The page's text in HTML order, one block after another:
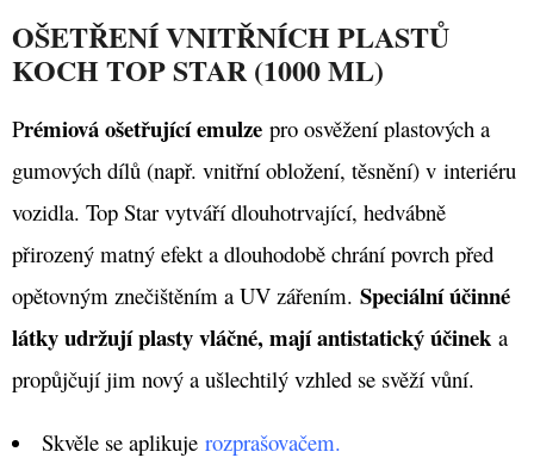
OŠETŘENÍ VNITŘNÍCH PLASTŮ
KOCH TOP STAR (1000 ML)
Prémiová ošetřující emulze pro osvěžení plastových a
gumových dílů (např. vnitřní obložení, těsnění) v interiéru
vozidla. Top Star vytváří dlouhotrvající, hedvábně
přirozený matný efekt a dlouhodobě chrání povrch před
opětovným znečištěním a UV zářením. Speciální účinné
látky udržují plasty vláčné, mají antistatický účinek a
propůjčují jim nový a ušlechtilý vzhled se svěží vůní.
Skvěle se aplikuje rozprašovačem.
O
R
Č
U
J
E
M
E
VALETPRO
ADVANCED
GREY
MIKROVLÁKNOVÁ